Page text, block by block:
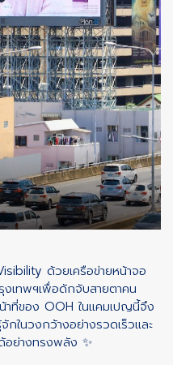
ด้วยเครือข่ายหน้าจอ
เทพฯเพื่อดักจับสายตาคน
าที่ของ OOH ในแคมเปญนี้จึง
ในวงกว้างอย่างรวดเร็วและ
อย่างทรงพลัง ✨